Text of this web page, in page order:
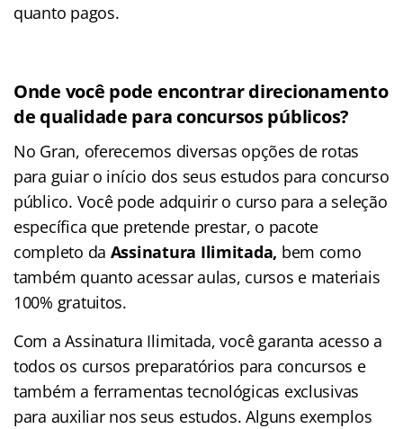
quanto pagos.
Onde você pode encontrar direcionamento
de qualidade para concursos públicos?
No Gran, oferecemos diversas opções de rotas
para guiar o início dos seus estudos para concurso
público. Você pode adquirir o curso para a seleção
específica que pretende prestar, o pacote
completo da Assinatura Ilimitada, bem como
também quanto acessar aulas, cursos e materiais
100% gratuitos.
Com a Assinatura Ilimitada, você garanta acesso a
todos os cursos preparatórios para concursos e
também a ferramentas tecnológicas exclusivas
para auxiliar nos seus estudos. Alguns exemplos